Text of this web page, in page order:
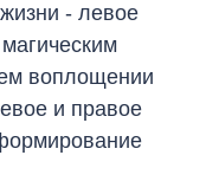
- левое
воплощении
и правое